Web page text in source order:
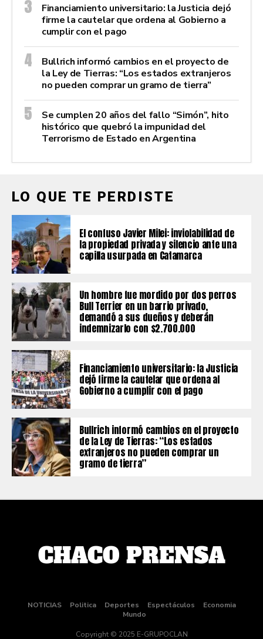
Financiamiento universitario: la Justicia dejó
firme la cautelar que ordena al Gobierno a
cumplir con el pago
Bullrich informó cambios en el proyecto de
la Ley de Tierras: “Los estados extranjeros
no pueden comprar un gramo de tierra”
Se cumplen 20 años del fallo “Simón”, hito
histórico que quebró la impunidad del
Terrorismo de Estado en Argentina
LO QUE TE PERDISTE
El confuso Javier Milei: inviolabilidad de
la propiedad privada y silencio ante una
capilla usurpada en Catamarca
Un hombre fue mordido por dos perros
Bull Terrier en un barrio privado,
demandó a sus dueños y deberán
indemnizarlo con $2.700.000
Financiamiento universitario: la Justicia
dejó firme la cautelar que ordena al
Gobierno a cumplir con el pago
Bullrich informó cambios en el proyecto
de la Ley de Tierras: “Los estados
extranjeros no pueden comprar un
gramo de tierra”
NOTICIAS Politica Deportes Espectáculos
Economia
Mundo
Copyright © 2025 E-GRUPOCLAN